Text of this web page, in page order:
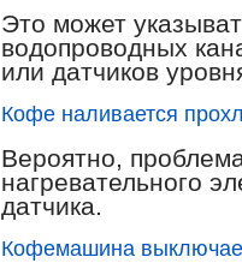
Это может
водопроводных
или датчиков
Кофе наливается
Вероятно,
нагревательного
датчика.
Кофемашина